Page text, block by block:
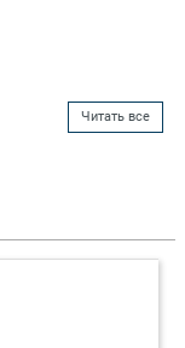
Читать все